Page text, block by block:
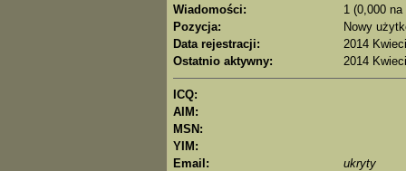
Wiadomości:
1 (0,000 na
Pozycja:
Nowy
Data rejestracji:
2014
Ostatnio aktywny:
2014
ICQ:
AIM:
MSN:
YIM:
Email:
ukryty